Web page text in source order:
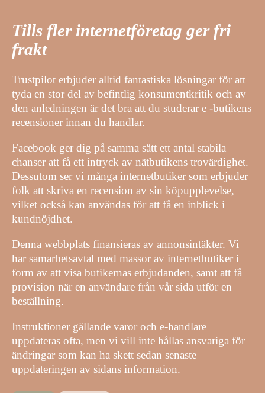
Tills fler internetföretag ger fri
frakt
Trustpilot erbjuder alltid fantastiska lösningar för att
tyda en stor del av befintlig konsumentkritik och av
den anledningen är det bra att du studerar e -butikens
recensioner innan du handlar.
Facebook ger dig på samma sätt ett antal stabila
chanser att få ett intryck av nätbutikens trovärdighet.
Dessutom ser vi många internetbutiker som erbjuder
folk att skriva en recension av sin köpupplevelse,
vilket också kan användas för att få en inblick i
kundnöjdhet.
Denna webbplats finansieras av annonsintäkter. Vi
har samarbetsavtal med massor av internetbutiker i
form av att visa butikernas erbjudanden, samt att få
provision när en användare från vår sida utför en
beställning.
Instruktioner gällande varor och e-handlare
uppdateras ofta, men vi vill inte hållas ansvariga för
ändringar som kan ha skett sedan senaste
uppdateringen av sidans information.